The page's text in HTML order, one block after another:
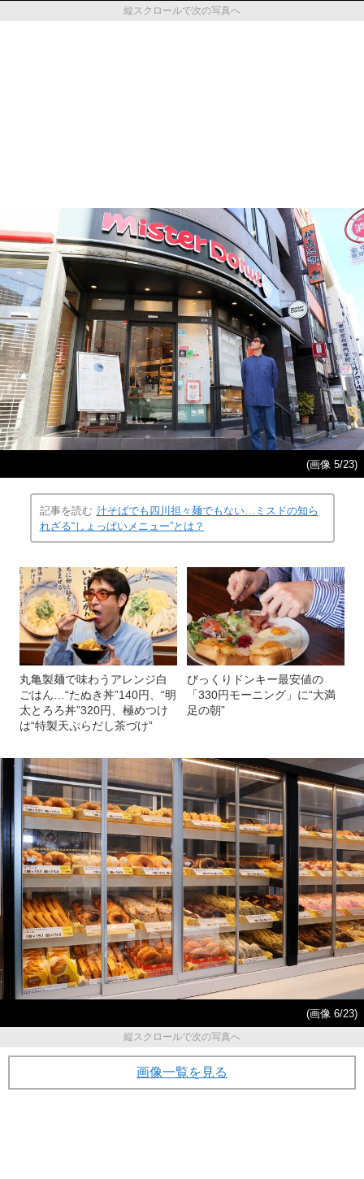
縦スクロールで次の写真へ
(画像 5/23)
記事を読む 汁そばでも四川担々麺でもない…ミスドの知ら
れざる“しょっぱいメニュー”とは？
丸亀製麺で味わうアレンジ白
ごはん…“たぬき丼”140円、“明
太とろろ丼”320円、極めつけ
は“特製天ぷらだし茶づけ”
びっくりドンキー最安値の
「330円モーニング」に“大満
足の朝”
(画像 6/23)
縦スクロールで次の写真へ
画像一覧を見る